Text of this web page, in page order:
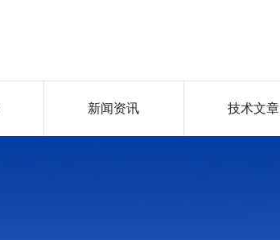
新闻资讯 技术文章